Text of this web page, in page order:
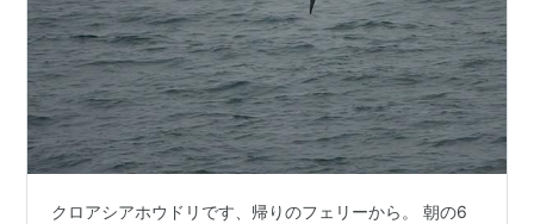
クロアシアホウドリです、帰りのフェリーから。 朝の6